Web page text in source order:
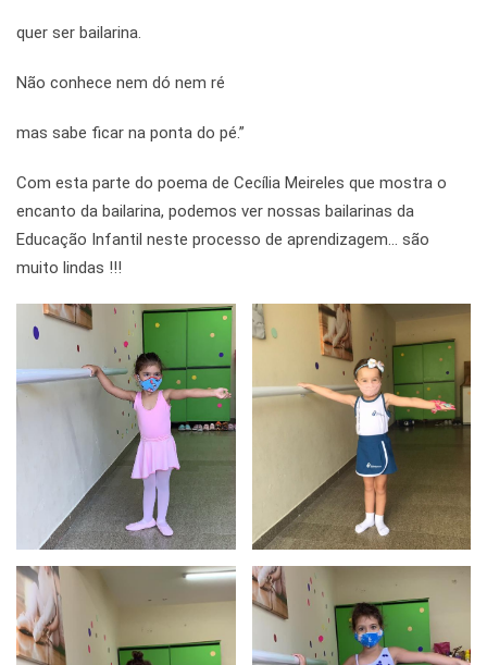
quer ser bailarina.
Não conhece nem dó nem ré
mas sabe ficar na ponta do pé.”
Com esta parte do poema de Cecília Meireles que mostra o
encanto da bailarina, podemos ver nossas bailarinas da
Educação Infantil neste processo de aprendizagem… são
muito lindas !!!